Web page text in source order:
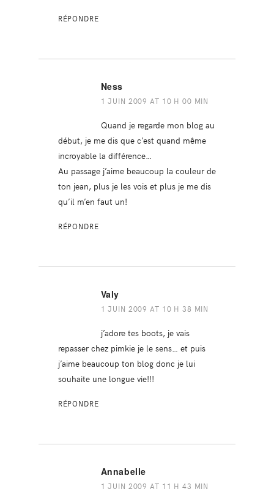
RÉPONDRE
Ness
1 JUIN 2009 AT 10 H 00 MIN
Quand je regarde mon blog au
début, je me dis que c’est quand même
incroyable la différence…
Au passage j’aime beaucoup la couleur de
ton jean, plus je les vois et plus je me dis
qu’il m’en faut un!
RÉPONDRE
Valy
1 JUIN 2009 AT 10 H 38 MIN
j’adore tes boots, je vais
repasser chez pimkie je le sens… et puis
j’aime beaucoup ton blog donc je lui
souhaite une longue vie!!!
RÉPONDRE
Annabelle
1 JUIN 2009 AT 11 H 43 MIN